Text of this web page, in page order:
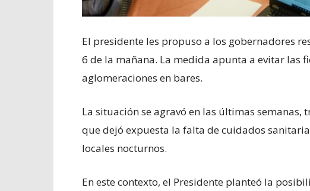
El presidente les propuso a los gobernadores
6 de la mañana. La medida apunta a evitar las
aglomeraciones en bares.
La situación se agravó en las últimas
que dejó expuesta la falta de cuidados
locales nocturnos.
En este contexto, el Presidente planteó la